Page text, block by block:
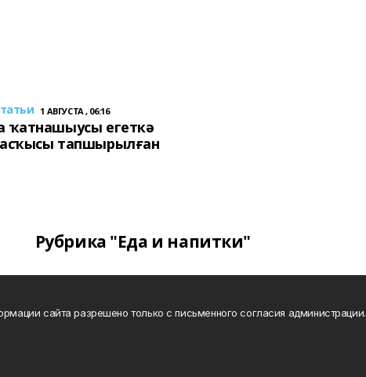
1 АВГУСТА , 06:16
ҡатнашыусы егеткә
тапшырылған
Рубрика "Еда и напитки"
сайта разрешено только с письменного согласия администрации.